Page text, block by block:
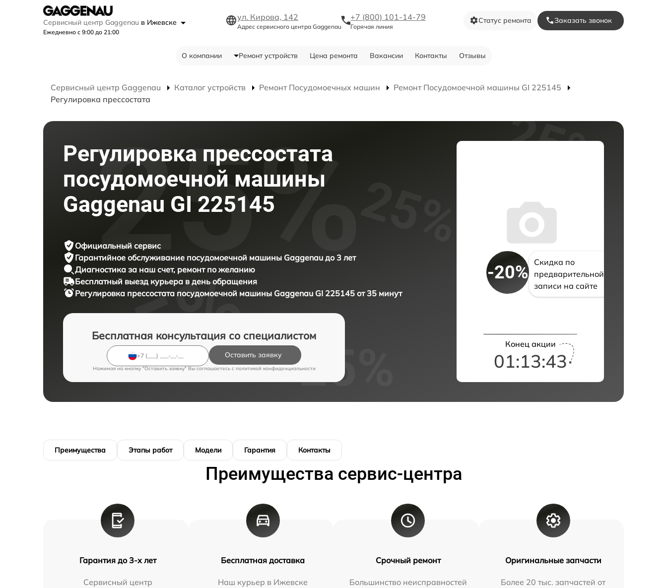
Сервисный центр Gaggenau в Ижевске
Ежедневно с 9:00 до 21:00
ул. Кирова, 142
Адрес сервисного центра Gaggenau
+7 (800) 101-14-79
Горячая линия
Статус ремонта Заказать звонок
О компании Ремонт устройств Цена ремонта Вакансии Контакты Отзывы
Сервисный центр Gaggenau Каталог устройств Ремонт Посудомоечных машин
Ремонт Посудомоечной машины GI 225145
Регулировка прессостата
Регулировка прессостата
посудомоечной машины
Gaggenau GI 225145
Официальный сервис
Гарантийное обслуживание посудомоечной машины Gaggenau до 3 лет
Диагностика за наш счет, ремонт по желанию
Бесплатный выезд курьера в день обращения
Регулировка прессостата посудомоечной машины Gaggenau GI 225145 от 35 минут
Бесплатная консультация со специалистом
Оставить заявку
Нажимая на кнопку "Оставить заявку" Вы соглашаетесь c политикой конфиденциальности
-20%
Скидка по
предварительной
записи на сайте
Конец акции
01:13:42
Преимущества Этапы работ Модели Гарантия Контакты
Преимущества сервис-центра
Гарантия до 3-х лет
Сервисный центр
Бесплатная доставка
Наш курьер в Ижевске
Срочный ремонт
Большинство неисправностей
Оригинальные запчасти
Более 20 тыс. запчастей от